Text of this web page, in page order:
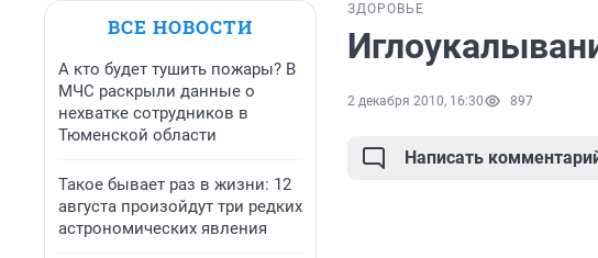
ВСЕ НОВОСТИ
А кто будет тушить пожары? В
МЧС раскрыли данные о
нехватке сотрудников в
Тюменской области
Такое бывает раз в жизни: 12
августа произойдут три редких
астрономических явления
ЗДОРОВЬЕ
2 декабря 2010, 16:30 897
Написать